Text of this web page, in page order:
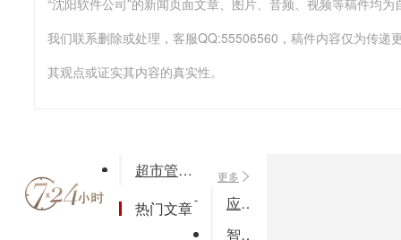
我们联系删除或处理，客服QQ:55506560，稿件内容仅为传递
其观点或证实其内容的真实性。
更多
热门文章
超市管理信息系统论文
应用程序装配平台
智全房产管理软件